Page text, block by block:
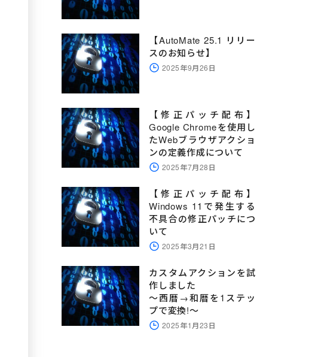
【AutoMate 25.1 リリー
スのお知らせ】
2025年9月26日
【修正パッチ配布】
Google Chromeを使用し
たWebブラウザアクショ
ンの定義作成について
2025年7月28日
【修正パッチ配布】
Windows 11で発生する
不具合の修正パッチにつ
いて
2025年3月21日
カスタムアクションを試
作しました
～西暦→和暦を1ステッ
プで変換!～
2025年1月23日